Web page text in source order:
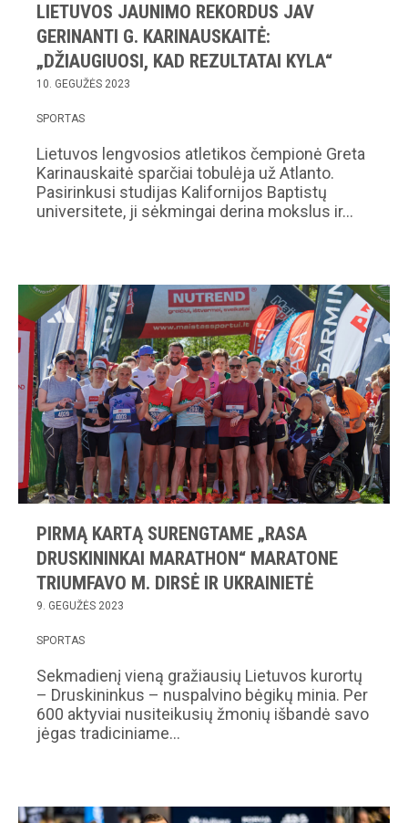
LIETUVOS JAUNIMO REKORDUS JAV
GERINANTI G. KARINAUSKAITĖ:
„DŽIAUGIUOSI, KAD REZULTATAI KYLA“
10. GEGUŽĖS 2023
SPORTAS
Lietuvos lengvosios atletikos čempionė Greta
Karinauskaitė sparčiai tobulėja už Atlanto.
Pasirinkusi studijas Kalifornijos Baptistų
universitete, ji sėkmingai derina mokslus ir…
PIRMĄ KARTĄ SURENGTAME „RASA
DRUSKININKAI MARATHON“ MARATONE
TRIUMFAVO M. DIRSĖ IR UKRAINIETĖ
9. GEGUŽĖS 2023
SPORTAS
Sekmadienį vieną gražiausių Lietuvos kurortų
– Druskininkus – nuspalvino bėgikų minia. Per
600 aktyviai nusiteikusių žmonių išbandė savo
jėgas tradiciniame…